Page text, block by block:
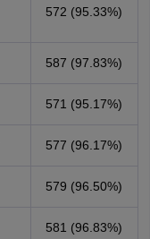
572 (95.33%)
587 (97.83%)
571 (95.17%)
577 (96.17%)
579 (96.50%)
581 (96.83%)